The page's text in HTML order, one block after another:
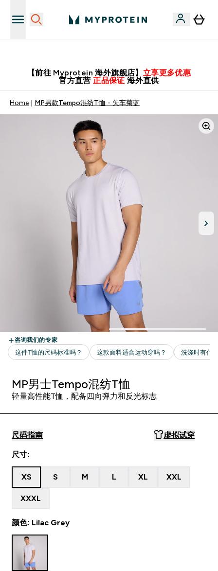
【前往 Myprotein 海外旗舰店】 立享更多优惠
官方直营 正品保证 海外直供
Home MP男款Tempo混纺T恤 - 矢车菊蓝
MP男士Tempo混纺T恤
轻量高性能T恤，配备四向弹力和反光标志
尺码指南 虚拟试穿
尺寸:
XS S M L XL XXL
XXXL
颜色: Lilac Grey